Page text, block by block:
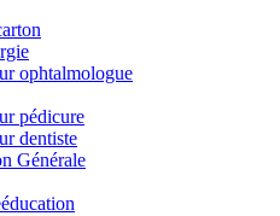
ophtalmologue
pédicure
dentiste
Générale